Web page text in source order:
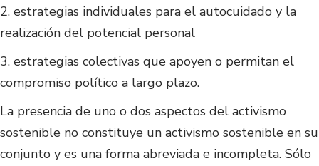
2. estrategias individuales para el autocuidado y la
realización del potencial personal
3. estrategias colectivas que apoyen o permitan el
compromiso político a largo plazo.
La presencia de uno o dos aspectos del activismo
sostenible no constituye un activismo sostenible en su
conjunto y es una forma abreviada e incompleta. Sólo